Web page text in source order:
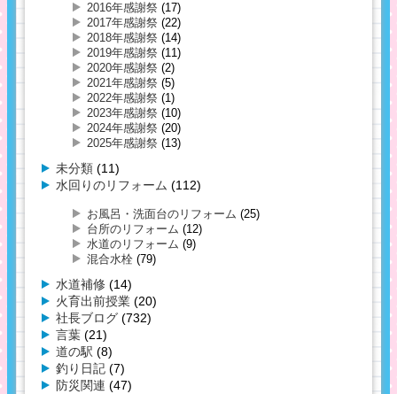
2016年感謝祭 (17)
2017年感謝祭 (22)
2018年感謝祭 (14)
2019年感謝祭 (11)
2020年感謝祭 (2)
2021年感謝祭 (5)
2022年感謝祭 (1)
2023年感謝祭 (10)
2024年感謝祭 (20)
2025年感謝祭 (13)
未分類 (11)
水回りのリフォーム (112)
お風呂・洗面台のリフォーム (25)
台所のリフォーム (12)
水道のリフォーム (9)
混合水栓 (79)
水道補修 (14)
火育出前授業 (20)
社長ブログ (732)
言葉 (21)
道の駅 (8)
釣り日記 (7)
防災関連 (47)